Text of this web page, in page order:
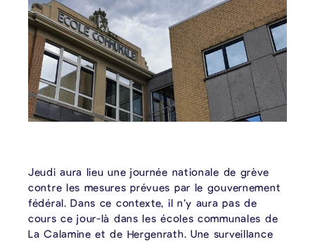
Jeudi aura lieu une journée nationale de grève
contre les mesures prévues par le gouvernement
fédéral. Dans ce contexte, il n’y aura pas de
cours ce jour-là dans les écoles communales de
La Calamine et de Hergenrath. Une surveillance